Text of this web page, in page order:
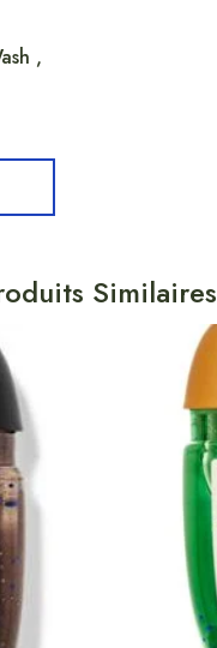
,
Similaires